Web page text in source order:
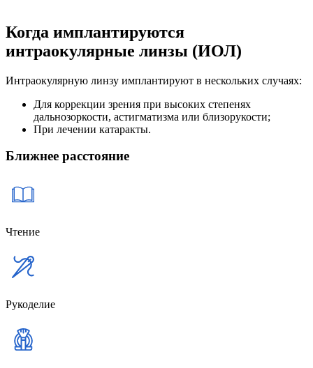
Когда имплантируются
интраокулярные линзы (ИОЛ)
Интраокулярную линзу имплантируют в нескольких случаях:
Для коррекции зрения при высоких степенях
дальнозоркости, астигматизма или близорукости;
При лечении катаракты.
Ближнее расстояние
Чтение
Рукоделие